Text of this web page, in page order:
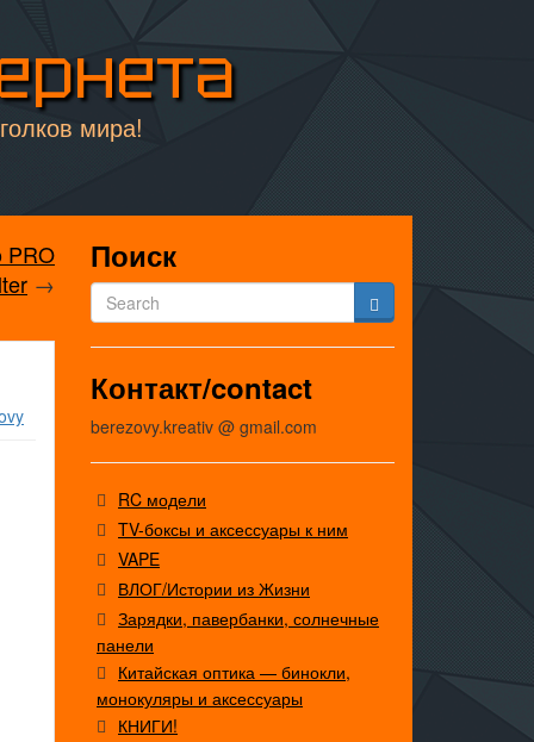
мира!
PRO
→
Поиск
Контакт/contact
berezovy.kreativ @ gmail.com
RC модели
TV-боксы и аксессуары к ним
VAPE
ВЛОГ/Истории из Жизни
Зарядки, павербанки, солнечные
панели
Китайская оптика — бинокли,
монокуляры и аксессуары
КНИГИ!